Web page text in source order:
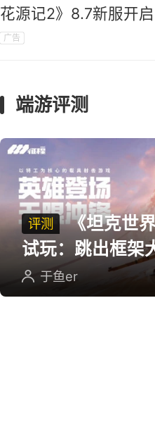
花源记2》8.7新服开启
珍兽送翅膀
广告
端游评测
评测
《坦克世界：征程》CJ
试玩：跳出框架
英雄射击重塑坦
于鱼er